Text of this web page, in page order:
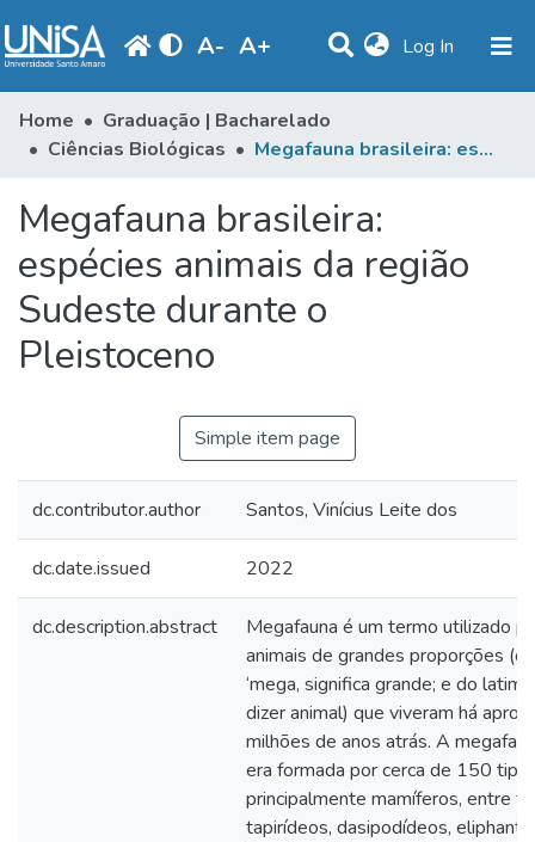
A- A+ Log In (current)
Communities & Collections
Browse
Produção Docente
Library
Periodicals
Home
Graduação | Bacharelado
Ciências Biológicas
Megafauna brasileira: espécies animais da região Sudeste durante o Pleistoceno
Megafauna brasileira:
espécies animais da região
Sudeste durante o
Pleistoceno
Simple item page
dc.contributor.author Santos, Vinícius Leite dos
dc.date.issued 2022
dc.description.abstract
Megafauna é um termo utilizado
animais de grandes proporções
‘mega, significa grande; e do latim,
dizer animal) que viveram há
milhões de anos atrás. A
era formada por cerca de 150
principalmente mamíferos, entre
tapirídeos, dasipodídeos,